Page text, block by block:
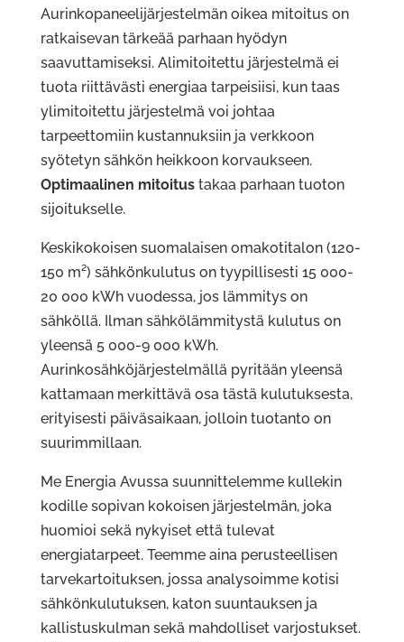
Aurinkopaneelijärjestelmän oikea mitoitus on
ratkaisevan tärkeää parhaan hyödyn
saavuttamiseksi. Alimitoitettu järjestelmä ei
tuota riittävästi energiaa tarpeisiisi, kun taas
ylimitoitettu järjestelmä voi johtaa
tarpeettomiin kustannuksiin ja verkkoon
syötetyn sähkön heikkoon korvaukseen.
Optimaalinen mitoitustakaa parhaan tuoton
sijoitukselle.
Keskikokoisen suomalaisen omakotitalon (120-
150 m²) sähkönkulutus on tyypillisesti 15 000-
20 000 kWh vuodessa, jos lämmitys on
sähköllä. Ilman sähkölämmitystä kulutus on
yleensä 5 000-9 000 kWh.
Aurinkosähköjärjestelmällä pyritään yleensä
kattamaan merkittävä osa tästä kulutuksesta,
erityisesti päiväsaikaan, jolloin tuotanto on
suurimmillaan.
Me Energia Avussa suunnittelemme kullekin
kodille sopivan kokoisen järjestelmän, joka
huomioi sekä nykyiset että tulevat
energiatarpeet. Teemme aina perusteellisen
tarvekartoituksen, jossa analysoimme kotisi
sähkönkulutuksen, katon suuntauksen ja
kallistuskulman sekä mahdolliset varjostukset.